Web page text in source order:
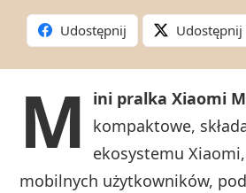
Udostępnij Udostępnij
M ini pralka Xiaomi
kompaktowe,
ekosystemu
mobilnych użytkowników,